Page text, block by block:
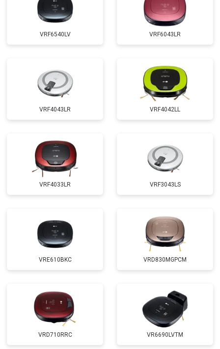
VRF6540LV VRF6043LR
VRF4043LR VRF4042LL
VRF4033LR VRF3043LS
VRE610BKC VRD830MGPCM
VRD710RRC VR6690LVTM